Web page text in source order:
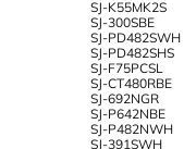
SJ-K55MK2S
SJ-300SBE
SJ-PD482SWH
SJ-PD482SHS
SJ-F75PCSL
SJ-CT480RBE
SJ-692NGR
SJ-P642NBE
SJ-P482NWH
SJ-391SWH